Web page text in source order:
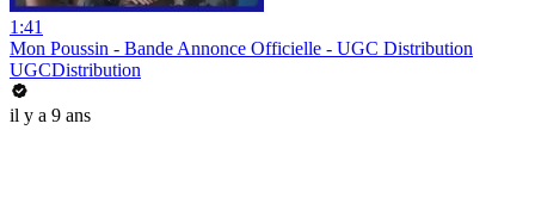
1:41
Mon Poussin - Bande Annonce Officielle - UGC Distribution
UGCDistribution
il y a 9 ans